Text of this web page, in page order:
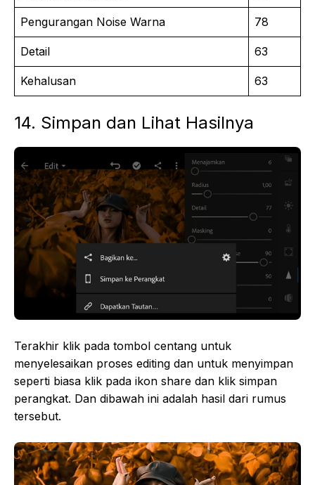
Pengurangan Noise Warna 78
Detail 63
Kehalusan 63
14. Simpan dan Lihat Hasilnya
Terakhir klik pada tombol centang untuk
menyelesaikan proses editing dan untuk menyimpan
seperti biasa klik pada ikon share dan klik simpan
perangkat. Dan dibawah ini adalah hasil dari rumus
tersebut.